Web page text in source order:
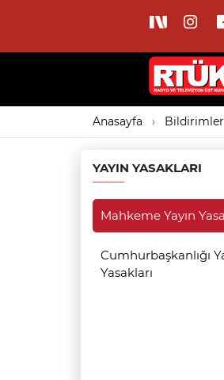
Anasayfa Bildirimler
YAYIN YASAKLARI
Mahkeme Yayın
Cumhurbaşkanlığı
Yasakları